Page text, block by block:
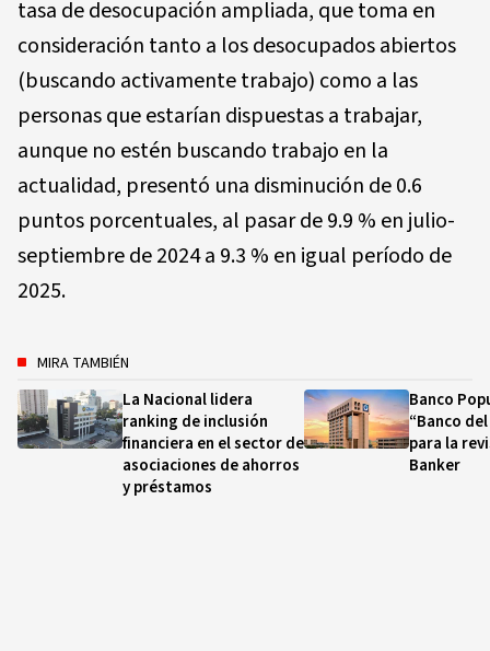
tasa de desocupación ampliada, que toma en
consideración tanto a los desocupados abiertos
(buscando activamente trabajo) como a las
personas que estarían dispuestas a trabajar,
aunque no estén buscando trabajo en la
actualidad, presentó una disminución de 0.6
puntos porcentuales, al pasar de 9.9 % en julio-
septiembre de 2024 a 9.3 % en igual período de
2025.
MIRA TAMBIÉN
La Nacional lidera
ranking de inclusión
financiera en el sector de
asociaciones de ahorros
y préstamos
Banco
“Banco
para la
Banker